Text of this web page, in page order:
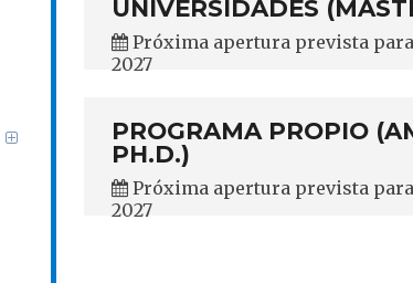
UNIVERSIDADES
Próxima apertura prevista
2027
PROGRAMA PROPIO
PH.D.)
Próxima apertura prevista para
2027